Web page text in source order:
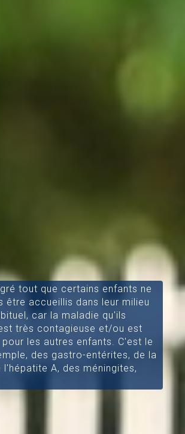
tout que certains enfants ne
être accueillis dans leur milieu
car la maladie qu'ils
très contagieuse et/ou est
pour les autres enfants. C'est le
des gastro-entérites, de la
l'hépatite A, des méningites,